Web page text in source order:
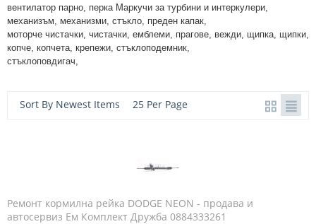
вентилатор парно, перка Маркучи за турбини и интеркулери,
механизъм, механизми, стъкло, преден капак,
моторче чистачки, чистачки, емблеми, прагове, вежди, щипка, щипки,
копче, копчета, крепежи, стъклоподемник,
стъклоповдигач,
Sort By Newest Items 25 Per Page
Ремонт кормилна рейка DODGE NEON - продава и
автосервиз Ем Комплект Дружба 0884333261